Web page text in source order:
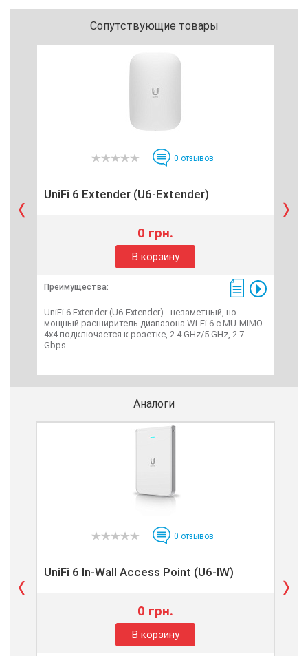
Сопутствующие товары
0 отзывов
UniFi 6 Extender (U6-Extender)
0 грн.
В корзину
Преимущества:
UniFi 6 Extender (U6-Extender) - незаметный, но
мощный расширитель диапазона Wi-Fi 6 с MU-MIMO
4x4 подключается к розетке, 2.4 GHz/5 GHz, 2.7
Gbps
Аналоги
0 отзывов
UniFi 6 In-Wall Access Point (U6-IW)
0 грн.
В корзину